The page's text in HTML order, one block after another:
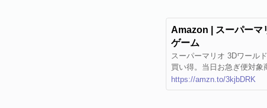
Amazon | スーパーマ
ゲーム
スーパーマリオ 3Dワール
買い得。当日お急ぎ便対
ード版はご購入後すぐにご
https://amzn.to/3kjbDRK